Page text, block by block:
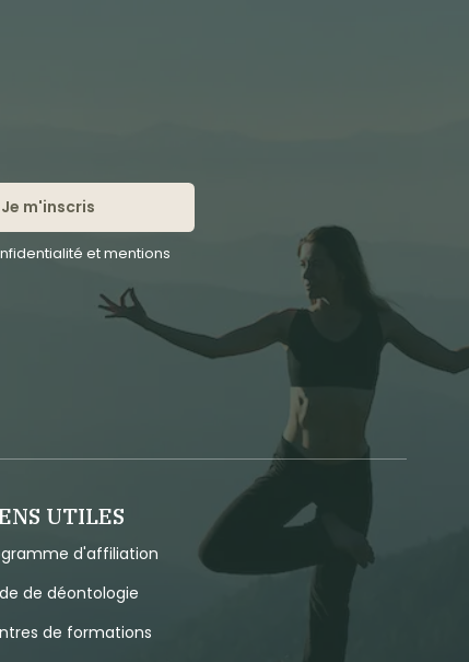
Je m'inscris
et mentions
UTILES
d'affiliation
de déontologie
de formations